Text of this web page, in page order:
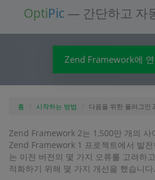
OptiPic — 간단하고 자
Zend Framework에
홈 시작하는 방법 다음을 위한 플러그인
Zend Framework 2는 1,500만 개의 사
Zend Framework 1 프로젝트에서 발
는 이전 버전의 몇 가지 오류를 고려하
적화하기 위해 몇 가지 개선을 했습니다.